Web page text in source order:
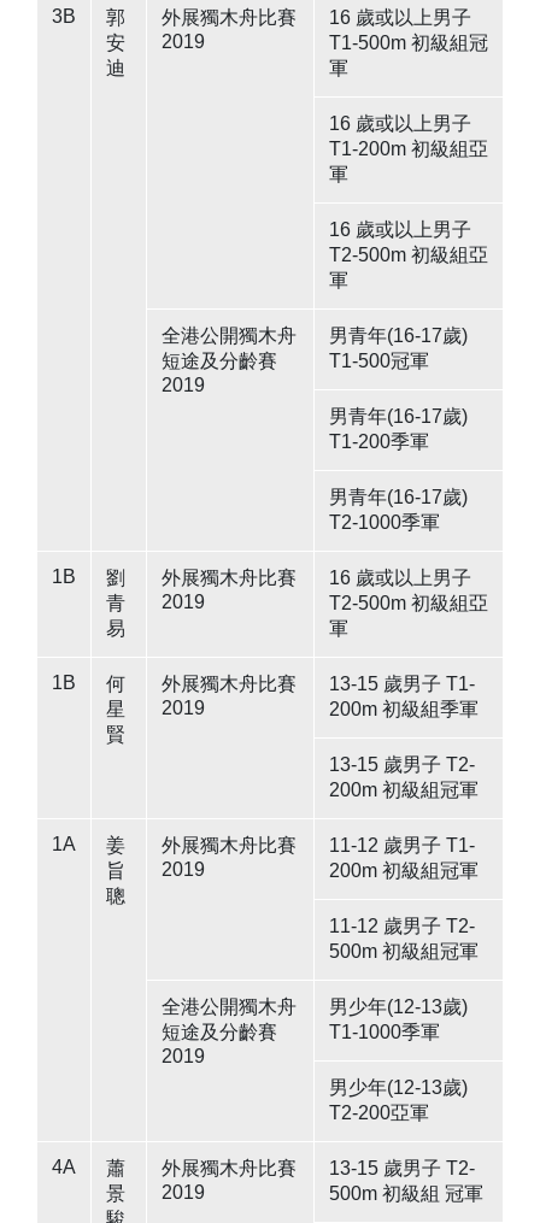
3B
郭
安
迪
外展獨木舟比賽
2019
16 歲或以上男子
T1-500m 初級組冠
軍
16 歲或以上男子
T1-200m 初級組亞
軍
16 歲或以上男子
T2-500m 初級組亞
軍
全港公開獨木舟
短途及分齡賽
2019
男青年(16-17歲)
T1-500冠軍
男青年(16-17歲)
T1-200季軍
男青年(16-17歲)
T2-1000季軍
1B
劉
青
易
外展獨木舟比賽
2019
16 歲或以上男子
T2-500m 初級組亞
軍
1B
何
星
賢
外展獨木舟比賽
2019
13-15 歲男子 T1-
200m 初級組季軍
13-15 歲男子 T2-
200m 初級組冠軍
1A
姜
旨
聰
外展獨木舟比賽
2019
11-12 歲男子 T1-
200m 初級組冠軍
11-12 歲男子 T2-
500m 初級組冠軍
全港公開獨木舟
短途及分齡賽
2019
男少年(12-13歲)
T1-1000季軍
男少年(12-13歲)
T2-200亞軍
4A
蕭
景
外展獨木舟比賽
2019
13-15 歲男子 T2-
500m 初級組 冠軍